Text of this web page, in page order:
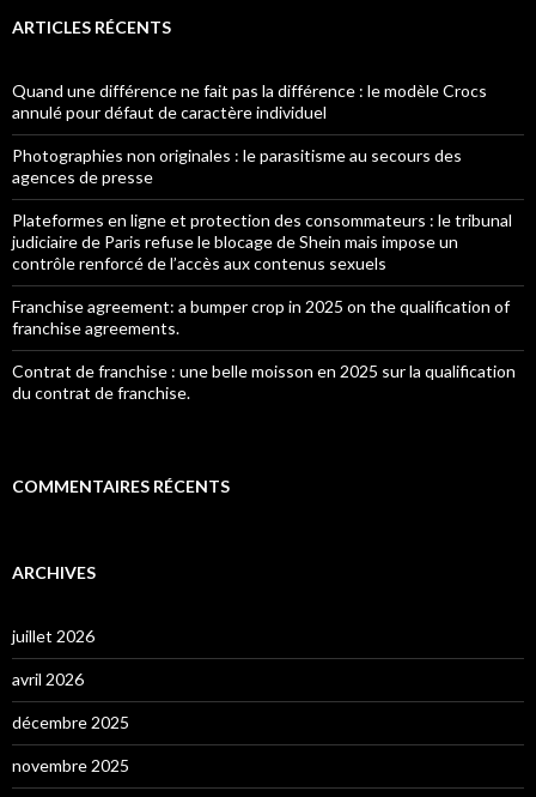
ARTICLES RÉCENTS
Quand une différence ne fait pas la différence : le modèle Crocs
annulé pour défaut de caractère individuel
Photographies non originales : le parasitisme au secours des
agences de presse
Plateformes en ligne et protection des consommateurs : le tribunal
judiciaire de Paris refuse le blocage de Shein mais impose un
contrôle renforcé de l’accès aux contenus sexuels
Franchise agreement: a bumper crop in 2025 on the qualification of
franchise agreements.
Contrat de franchise : une belle moisson en 2025 sur la qualification
du contrat de franchise.
COMMENTAIRES RÉCENTS
ARCHIVES
juillet 2026
avril 2026
décembre 2025
novembre 2025